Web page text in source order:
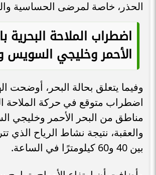
الحذر، خاصة لمرضى الحساسية
اضطراب الملاحة البحرية
الأحمر وخليجي السويس
وفيما يتعلق بحالة البحر، أوضحت
اضطراب متوقع في حركة الملاحة
مناطق من البحر الأحمر وخليجي
والعقبة، نتيجة نشاط الرياح الذي
بين 40 و60 كيلومترًا في الساعة.